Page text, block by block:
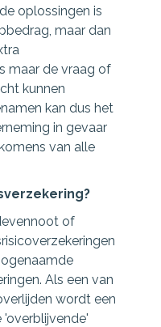
oplossingen is
maar dan
maar de vraag of
kunnen
kan dus het
in gevaar
van alle
of
Als een van
wordt een